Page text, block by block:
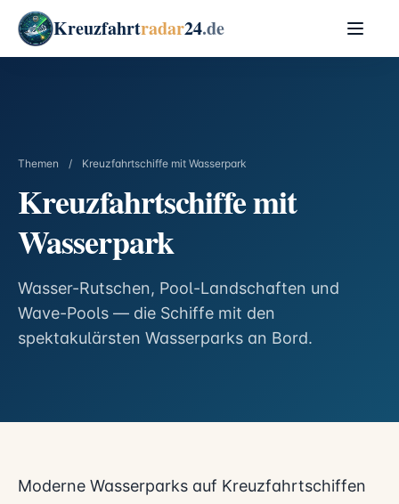
Kreuzfahrtradar24.de
Themen / Kreuzfahrtschiffe mit Wasserpark
Kreuzfahrtschiffe mit
Wasserpark
Wasser-Rutschen, Pool-Landschaften und
Wave-Pools — die Schiffe mit den
spektakulärsten Wasserparks an Bord.
Moderne Wasserparks auf Kreuzfahrtschiffen